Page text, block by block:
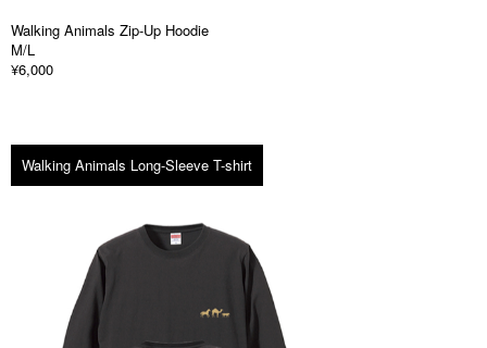
Walking Animals Zip-Up Hoodie
M/L
¥6,000
Walking Animals Long-Sleeve T-shirt